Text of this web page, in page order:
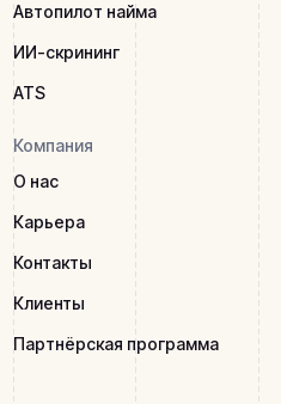
Автопилот найма
ИИ-скрининг
ATS
Компания
О нас
Карьера
Контакты
Клиенты
Партнёрская программа